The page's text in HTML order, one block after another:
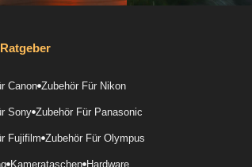
Canon Zubehör Für Nikon
Sony Zubehör Für Panasonic
Fujifilm Zubehör Für Olympus
Kamerataschen Hardware